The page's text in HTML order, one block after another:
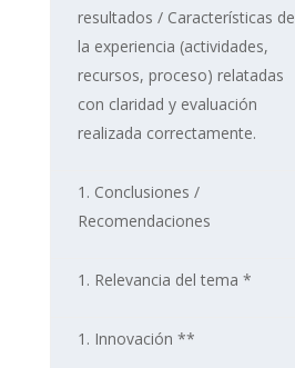
resultados / Características de
la experiencia (actividades,
recursos, proceso) relatadas
con claridad y evaluación
realizada correctamente.
Conclusiones /
Recomendaciones
Relevancia del tema *
Innovación **